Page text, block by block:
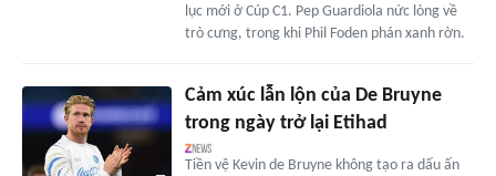
lục mới ở Cúp C1. Pep Guardiola nức lòng về
trò cưng, trong khi Phil Foden phán xanh rờn.
Cảm xúc lẫn lộn của De Bruyne
trong ngày trở lại Etihad
Tiền vệ Kevin de Bruyne không tạo ra dấu ấn